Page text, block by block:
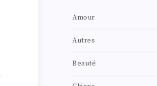
Amour
Autres
Beauté